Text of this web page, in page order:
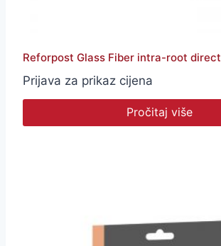
Reforpost Glass Fiber intra-root direct
Prijava za prikaz cijena
Pročitaj više